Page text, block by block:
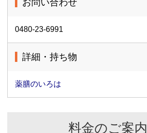
お問い合わせ
0480-23-6991
詳細・持ち物
薬膳のいろは
料金のご案内